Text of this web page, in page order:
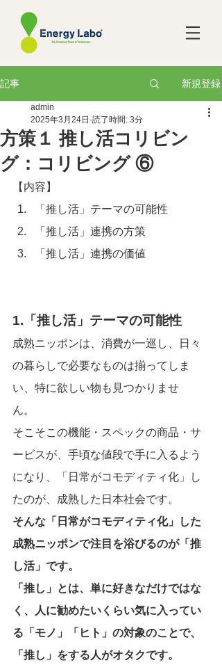
記事 新規登録
方策１ 推し活コリビン
グ：コリビング ⑥
admin
2025年3月24日 読了時間: 3分
【内容】
「推し活」テーマの可能性
「推し活」連携の方策
「推し活」連携の価値
1.「推し活」テーマの可能性
成熟ニッポンは、消費が一巡し、日々
の暮らしで必要なものは揃ってしま
い、特に欲しい物も見つかりませ
ん。
そこそこの機能・スペックの商品・サ
ービスが、手頃な値段で手に入るよう
になり、「日常がコモディティ化」し
たのが、成熟した日本社会です。
そんな「日常がコモディティ化」した
成熟ニッポンで注目を浴びるのが「推
し活」です。
「推し」とは、単に好きなだけではな
く、人に勧めたいくらい気に入ってい
る「モノ」「ヒト」の対象のことで、
「推し」をする人がオタクです。